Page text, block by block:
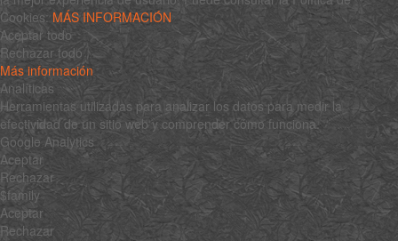
Cookies: MÁS INFORMACIÓN
Aceptar todo
Rechazar todo
Más información
Analíticas
Herramientas utilizadas para analizar los datos para medir la
efectividad de un sitio web y comprender cómo funciona.
Google Analytics
Aceptar
Rechazar
$family
Aceptar
Rechazar